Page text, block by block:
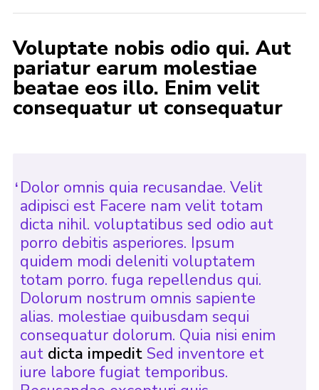
Voluptate nobis odio qui. Aut
pariatur earum molestiae
beatae eos illo. Enim velit
consequatur ut consequatur
Dolor omnis quia recusandae. Velit
adipisci est Facere nam velit totam
dicta nihil. voluptatibus sed odio aut
porro debitis asperiores. Ipsum
quidem modi deleniti voluptatem
totam porro. fuga repellendus qui.
Dolorum nostrum omnis sapiente
alias. molestiae quibusdam sequi
consequatur dolorum. Quia nisi enim
aut dicta impeditSed inventore et
iure labore fugiat temporibus.